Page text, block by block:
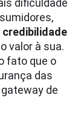
credibilidade
valor à sua.
fato que o
das
de